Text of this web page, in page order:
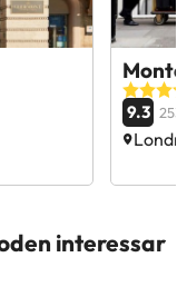
9.3
interessar